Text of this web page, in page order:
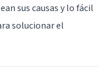
sus causas y lo fácil
solucionar el